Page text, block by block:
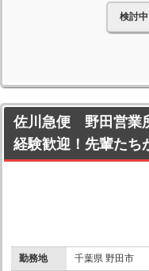
検討
佐川急便 野田営業
経験歓迎！先輩たち
勤務地 千葉県 野田市